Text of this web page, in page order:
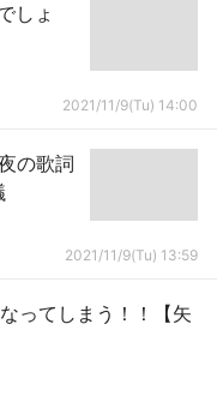
しょ
2021/11/9(Tu) 14:00
の歌詞
2021/11/9(Tu) 13:59
ってしまう！！【矢